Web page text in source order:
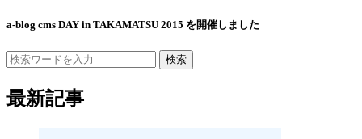
a-blog cms DAY in TAKAMATSU 2015 を開催しました
検索
最新記事